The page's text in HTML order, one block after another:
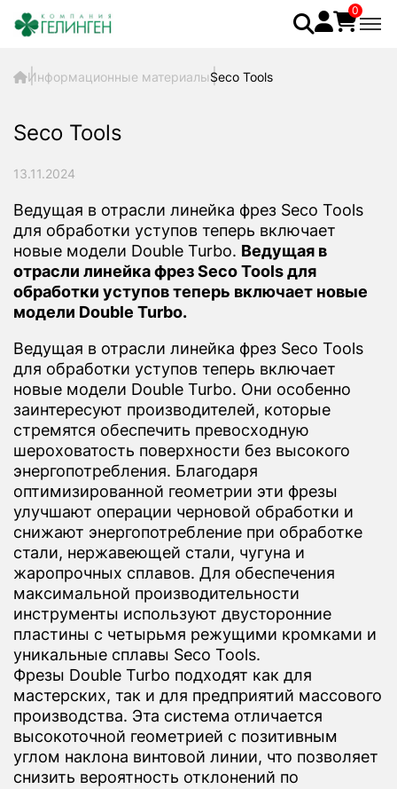
0
Информационные материалыSeco Tools
Seco Tools
13.11.2024
Ведущая в отрасли линейка фрез Seco Tools
для обработки уступов теперь включает
новые модели Double Turbo. Ведущая в
отрасли линейка фрез Seco Tools для
обработки уступов теперь включает новые
модели Double Turbo.
Ведущая в отрасли линейка фрез Seco Tools
для обработки уступов теперь включает
новые модели Double Turbo. Они особенно
заинтересуют производителей, которые
стремятся обеспечить превосходную
шероховатость поверхности без высокого
энергопотребления. Благодаря
оптимизированной геометрии эти фрезы
улучшают операции черновой обработки и
снижают энергопотребление при обработке
стали, нержавеющей стали, чугуна и
жаропрочных сплавов. Для обеспечения
максимальной производительности
инструменты используют двусторонние
пластины с четырьмя режущими кромками и
уникальные сплавы Seco Tools.
Фрезы Double Turbo подходят как для
мастерских, так и для предприятий массового
производства. Эта система отличается
высокоточной геометрией с позитивным
углом наклона винтовой линии, что позволяет
снизить вероятность отклонений по